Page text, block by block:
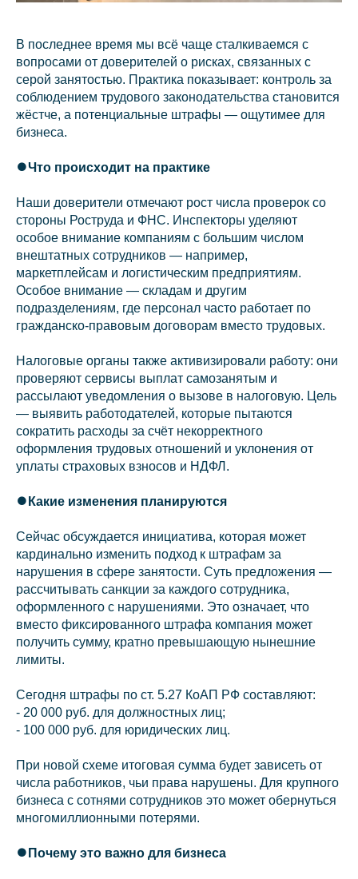
В последнее время мы всё чаще сталкиваемся с
вопросами от доверителей о рисках, связанных с
серой занятостью. Практика показывает: контроль за
соблюдением трудового законодательства становится
жёстче, а потенциальные штрафы — ощутимее для
бизнеса.
⏺️Что происходит на практике
Наши доверители отмечают рост числа проверок со
стороны Роструда и ФНС. Инспекторы уделяют
особое внимание компаниям с большим числом
внештатных сотрудников — например,
маркетплейсам и логистическим предприятиям.
Особое внимание — складам и другим
подразделениям, где персонал часто работает по
гражданско‑правовым договорам вместо трудовых.
Налоговые органы также активизировали работу: они
проверяют сервисы выплат самозанятым и
рассылают уведомления о вызове в налоговую. Цель
— выявить работодателей, которые пытаются
сократить расходы за счёт некорректного
оформления трудовых отношений и уклонения от
уплаты страховых взносов и НДФЛ.
⏺️Какие изменения планируются
Сейчас обсуждается инициатива, которая может
кардинально изменить подход к штрафам за
нарушения в сфере занятости. Суть предложения —
рассчитывать санкции за каждого сотрудника,
оформленного с нарушениями. Это означает, что
вместо фиксированного штрафа компания может
получить сумму, кратно превышающую нынешние
лимиты.
Сегодня штрафы по ст. 5.27 КоАП РФ составляют:
- 20 000 руб. для должностных лиц;
- 100 000 руб. для юридических лиц.
При новой схеме итоговая сумма будет зависеть от
числа работников, чьи права нарушены. Для крупного
бизнеса с сотнями сотрудников это может обернуться
многомиллионными потерями.
⏺️Почему это важно для бизнеса